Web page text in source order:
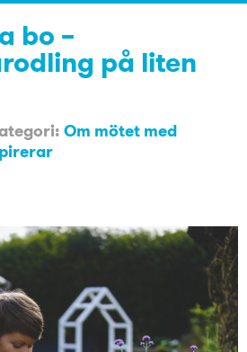
bo –
på liten
Om mötet med